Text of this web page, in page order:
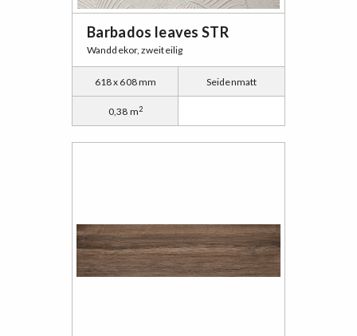
Barbados leaves STR
Wanddekor, zweiteilig
618 x 608 mm Seidenmatt
0,38 m2